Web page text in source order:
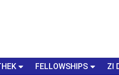
FELLOWSHIPS
ZI